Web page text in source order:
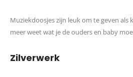
Muziekdoosjes zijn leuk om te geven als
meer weet wat je de ouders en baby
Zilverwerk